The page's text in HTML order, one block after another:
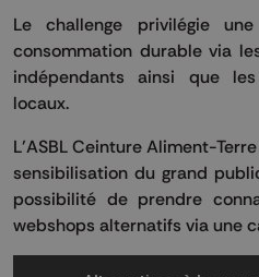
Le challenge privilégie
consommation durable via
indépendants ainsi que
locaux.
L’ASBL Ceinture Aliment-
sensibilisation du grand
possibilité de prendre
webshops alternatifs via une